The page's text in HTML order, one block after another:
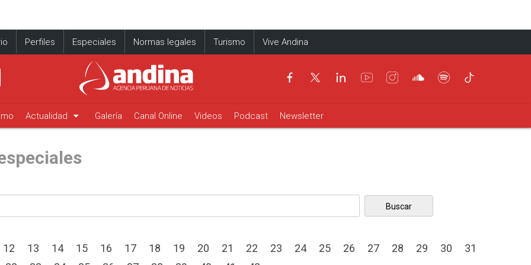
Perfiles Especiales Normas legales Turismo Vive Andina
Actualidad arrow_drop_down Galería Canal Online Videos Podcast Newsletter
12 13 14 15 16 17 18 19 20 21 22 23 24 25 26 27 28 29 30
31